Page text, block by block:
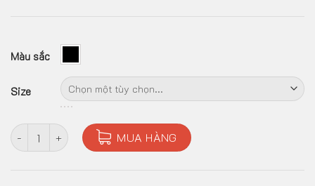
Màu sắc
Size
giày da tự nhiên cao cấp mềm và êm chân số lượng
MUA HÀNG